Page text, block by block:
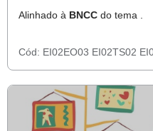
Alinhado à BNCC do tema .
Cód: EI02EO03 EI02TS02